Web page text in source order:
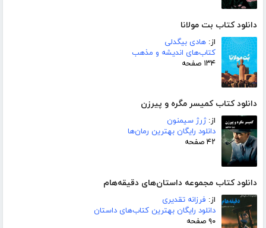
دانلود کتاب بت مولانا
از: هادی بیگدلی
کتاب‌های اندیشه و مذهب
۱۳۴ صفحه
دانلود کتاب کمیسر مگره و پیرزن
از:ژرژ سیمنون
دانلود رایگان بهترین رمان‌ها
۴۲ صفحه
دانلود کتاب مجموعه داستان‌های دقیقه‌هام
از: فرزانه تقدیری
دانلود رایگان بهترین کتاب‌های داستان
۹۰ صفحه